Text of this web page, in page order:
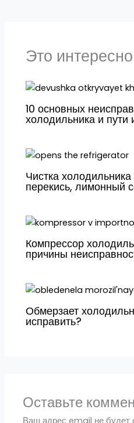
Это интересно
10 основных
холодильника и пути
Чистка
перекись, лимонный
Компрессор
причины
Обмерзает
исправить?
Оставьте